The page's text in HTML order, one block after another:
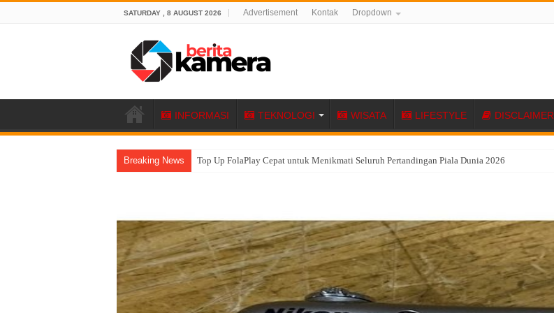
SATURDAY , 8 AUGUST 2026 Advertisement Kontak Dropdown
INFORMASI TEKNOLOGI WISATA LIFESTYLE DISCLAIMER
Breaking News Top Up FolaPlay Cepat untuk Menikmati Seluruh Pertandingan Piala Dunia 2026